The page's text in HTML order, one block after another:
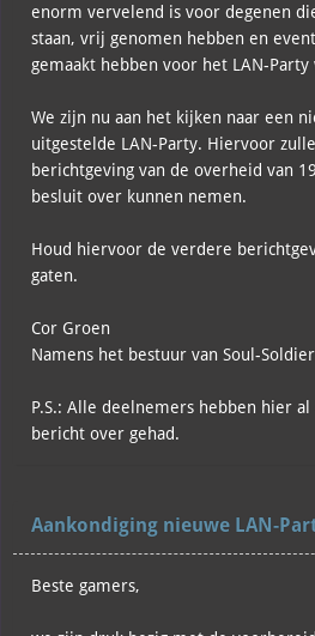
enorm vervelend is voor degenen
staan, vrij genomen hebben en
gemaakt hebben voor het LAN-Party
We zijn nu aan het kijken naar een
uitgestelde LAN-Party. Hiervoor
berichtgeving van de overheid van
besluit over kunnen nemen.
Houd​ hiervoor de verdere
gaten.
Cor Groen
Namens het bestuur van Soul-
P.S.: Alle deelnemers hebben hier
bericht over gehad.
Aankondiging nieuwe LAN-
Beste gamers,